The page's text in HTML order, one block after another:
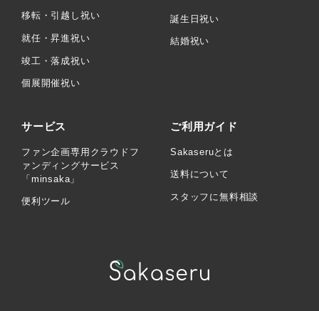
移転・引越し祝い
就任・昇進祝い
竣工・落成祝い
個展開催祝い
誕生日祝い
結婚祝い
サービス
ファン企画専用クラウドフ
ァンディングサービス
「minsaka」
便利ツール
ご利用ガイド
Sakaseruとは
送料について
スタッフに無料相談